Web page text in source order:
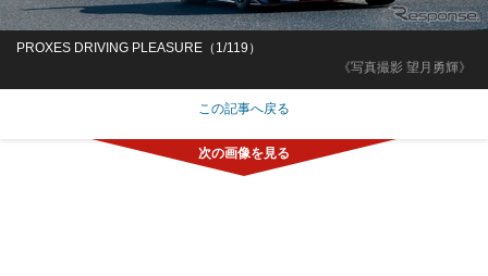
《写真撮影 望月勇輝》
PROXES DRIVING PLEASURE（1/119）
この記事へ戻る